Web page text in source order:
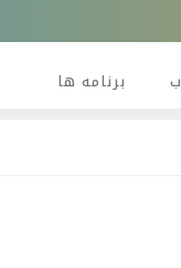
برنامه ها